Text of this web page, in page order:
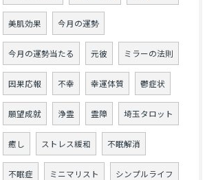
美肌効果 今月の運勢
今月の運勢当たる 元彼 ミラーの法則
因果応報 不幸 幸運体質 鬱症状
願望成就 浄霊 霊障 埼玉タロット
癒し ストレス緩和 不眠解消
不眠症 ミニマリスト シンプルライフ